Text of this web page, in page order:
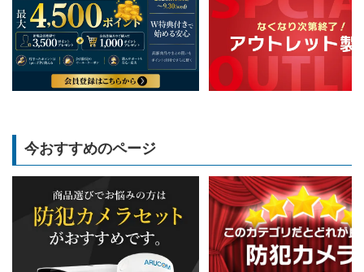
今おすすめのページ